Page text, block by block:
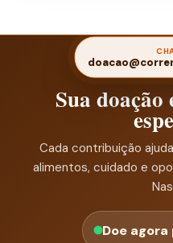
Sua doação
Cada contribuição
alimentos, cuidado e
Doe agora